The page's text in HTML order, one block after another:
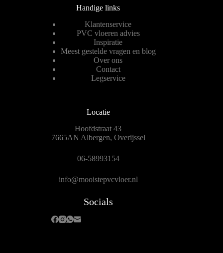
Handige links
Klantenservice
PVC vloeren advies
Inspiratie
Meest gestelde vragen en blog
Over ons
Contact
Legservice
Locatie
Hoofdstraat 43
7665AN Albergen, Overijssel
06-58993154
info@mooistepvcvloer.nl
Socials